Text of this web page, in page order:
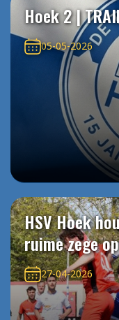
Hoek 2 |
05-05-2026
HSV Hoek
ruime zege
27-04-2026